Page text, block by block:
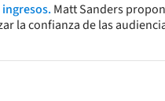
Matt Sanders
la confianza de las